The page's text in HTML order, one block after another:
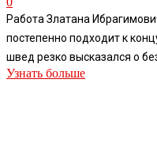
Работа Златана
постепенно подходит к
швед резко высказался о
Узнать больше